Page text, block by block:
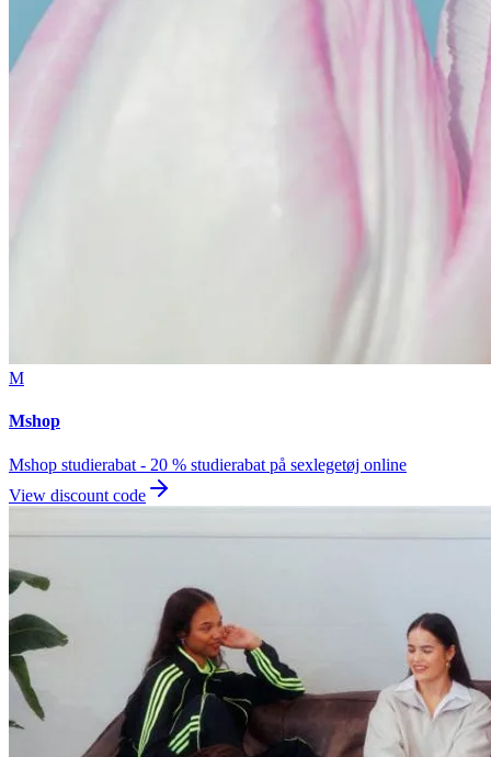
M
Mshop
Mshop studierabat - 20 % studierabat på sexlegetøj online
View discount code